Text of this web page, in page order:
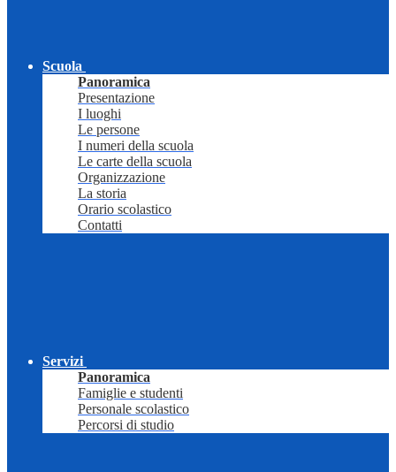
Scuola
Panoramica
Presentazione
I luoghi
Le persone
I numeri della scuola
Le carte della scuola
Organizzazione
La storia
Orario scolastico
Contatti
Servizi
Panoramica
Famiglie e studenti
Personale scolastico
Percorsi di studio